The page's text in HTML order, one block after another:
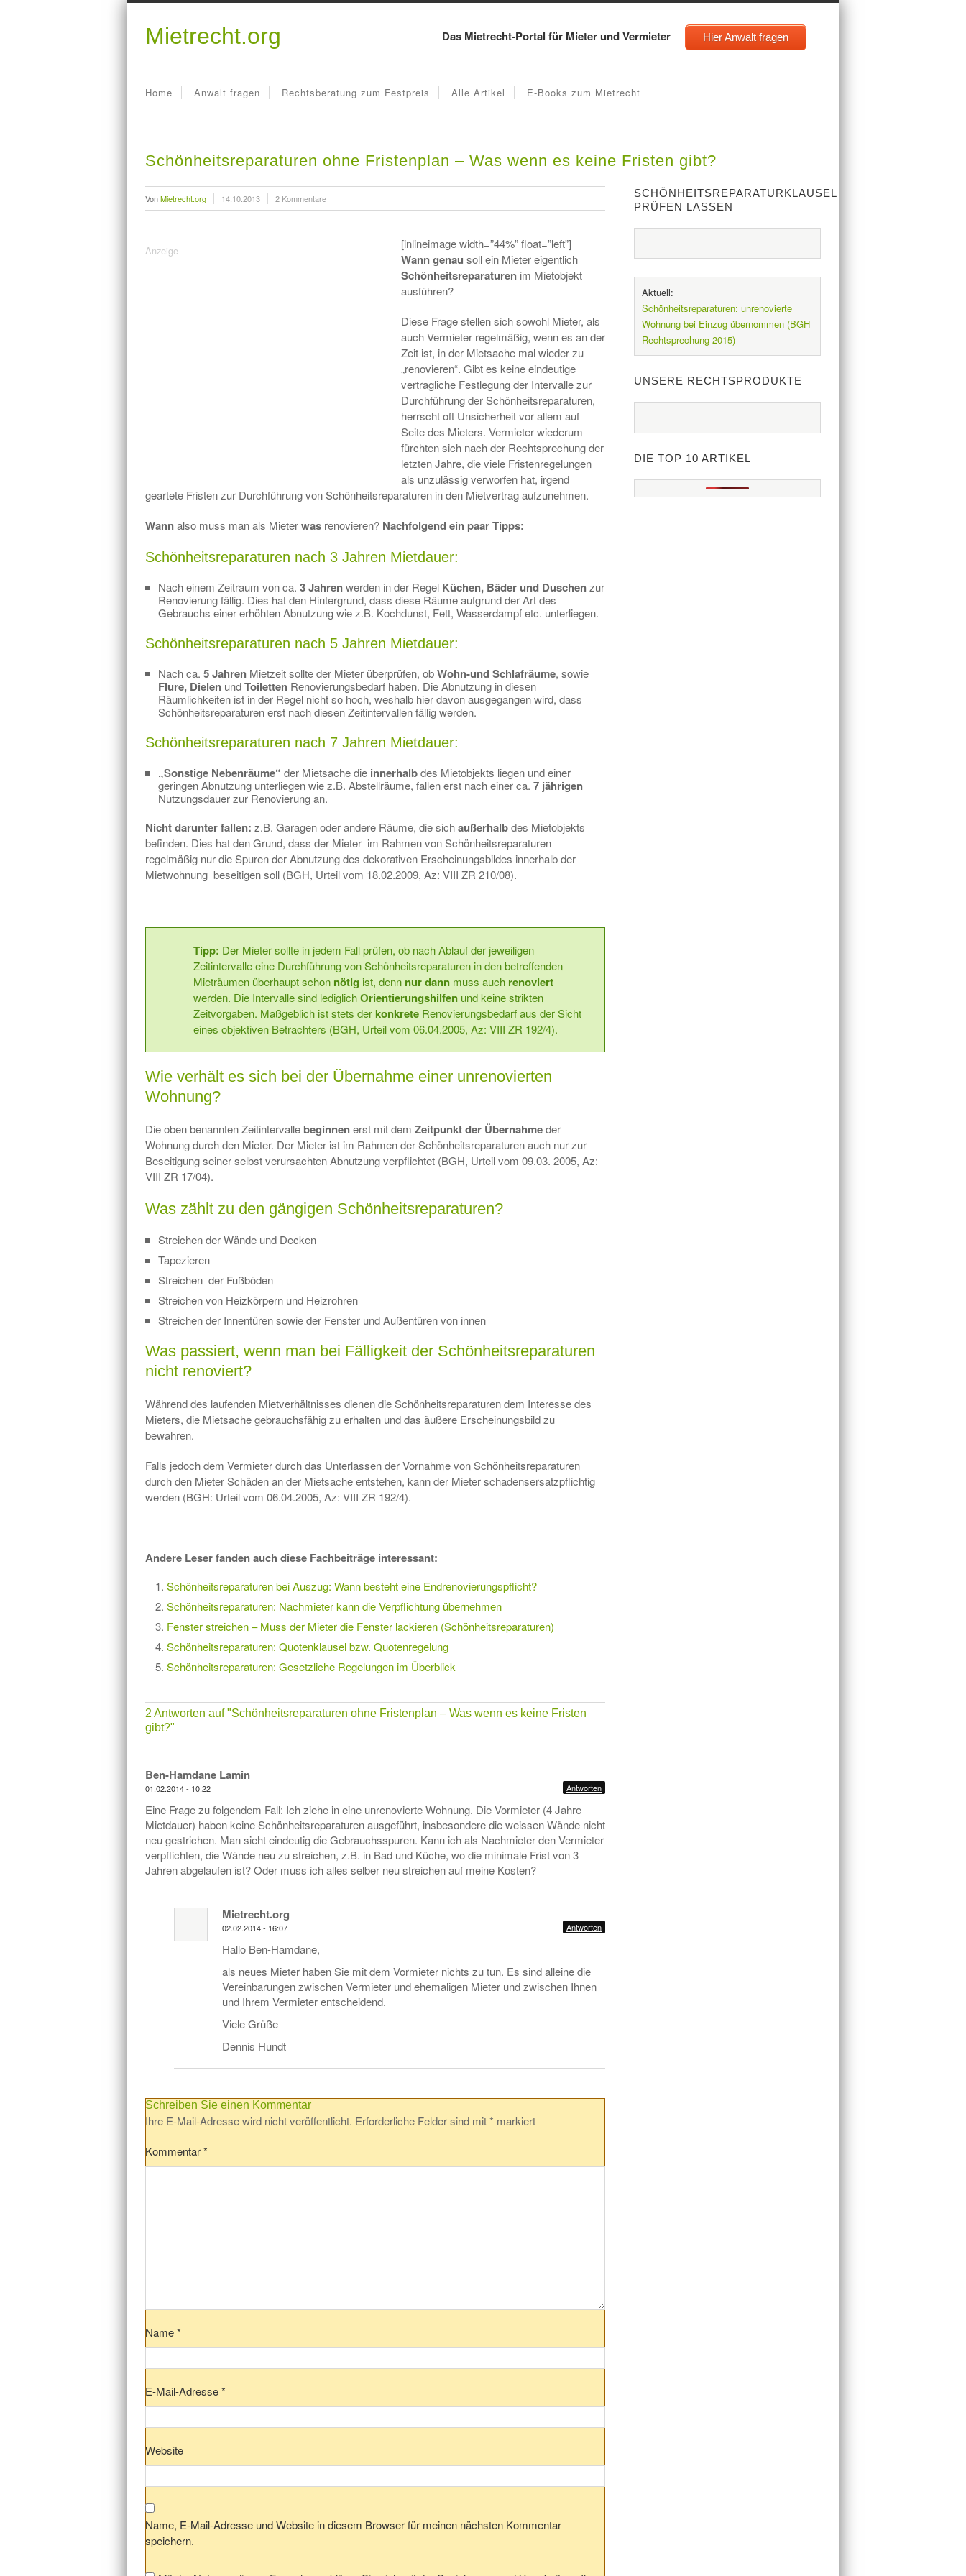
Mietrecht.org Das Mietrecht-Portal für Mieter und Vermieter Hier Anwalt fragen
Home Anwalt fragen Rechtsberatung zum Festpreis Alle Artikel E-Books zum Mietrecht
Schönheitsreparaturen ohne Fristenplan – Was wenn es keine Fristen gibt?
VonMietrecht.org 14.10.2013 2 Kommentare
[inlineimage width=”44%” float=”left”]
Wann genau soll ein Mieter eigentlich
Schönheitsreparaturen im Mietobjekt
ausführen?
Diese Frage stellen sich sowohl Mieter, als
auch Vermieter regelmäßig, wenn es an der
Zeit ist, in der Mietsache mal wieder zu
„renovieren“. Gibt es keine eindeutige
vertragliche Festlegung der Intervalle zur
Durchführung der Schönheitsreparaturen,
herrscht oft Unsicherheit vor allem auf
Seite des Mieters. Vermieter wiederum
fürchten sich nach der Rechtsprechung der
letzten Jahre, die viele Fristenregelungen
als unzulässig verworfen hat, irgend
geartete Fristen zur Durchführung von Schönheitsreparaturen in den Mietvertrag aufzunehmen.
Wannalso muss man als Mieterwas renovieren? Nachfolgend ein paar Tipps:
Schönheitsreparaturen nach 3 Jahren Mietdauer:
Nach einem Zeitraum von ca. 3 Jahrenwerden in der Regel Küchen, Bäder und Duschenzur
Renovierung fällig. Dies hat den Hintergrund, dass diese Räume aufgrund der Art des
Gebrauchs einer erhöhten Abnutzung wie z.B. Kochdunst, Fett, Wasserdampf etc. unterliegen.
Schönheitsreparaturen nach 5 Jahren Mietdauer:
Nach ca. 5 Jahren Mietzeit sollte der Mieter überprüfen, obWohn-und Schlafräume, sowie
Flure, Dielen undToiletten Renovierungsbedarf haben. Die Abnutzung in diesen
Räumlichkeiten ist in der Regel nicht so hoch, weshalb hier davon ausgegangen wird, dass
Schönheitsreparaturen erst nach diesen Zeitintervallen fällig werden.
Schönheitsreparaturen nach 7 Jahren Mietdauer:
„Sonstige Nebenräume“ der Mietsache die innerhalbdes Mietobjekts liegen und einer
geringen Abnutzung unterliegen wie z.B. Abstellräume, fallen erst nach einer ca. 7 jährigen
Nutzungsdauer zur Renovierung an.
Nicht darunter fallen: z.B. Garagen oder andere Räume, die sichaußerhalbdes Mietobjekts
befinden. Dies hat den Grund, dass der Mieter im Rahmen von Schönheitsreparaturen
regelmäßig nur die Spuren der Abnutzung des dekorativen Erscheinungsbildes innerhalb der
Mietwohnung beseitigen soll (BGH, Urteil vom 18.02.2009, Az: VIII ZR 210/08).
Tipp: Der Mieter sollte in jedem Fall prüfen, ob nach Ablauf der jeweiligen
Zeitintervalle eine Durchführung von Schönheitsreparaturen in den betreffenden
Mieträumen überhaupt schon nötig ist, denn nur dann muss auch renoviert
werden. Die Intervalle sind lediglichOrientierungshilfen und keine strikten
Zeitvorgaben. Maßgeblich ist stets der konkrete Renovierungsbedarf aus der Sicht
eines objektiven Betrachters (BGH, Urteil vom 06.04.2005, Az: VIII ZR 192/4).
Wie verhält es sich bei der Übernahme einer unrenovierten
Wohnung?
Die oben benannten Zeitintervalle beginnenerst mit dem Zeitpunkt der Übernahmeder
Wohnung durch den Mieter. Der Mieter ist im Rahmen der Schönheitsreparaturen auch nur zur
Beseitigung seiner selbst verursachten Abnutzung verpflichtet (BGH, Urteil vom 09.03. 2005, Az:
VIII ZR 17/04).
Was zählt zu den gängigen Schönheitsreparaturen?
Streichender Wände und Decken
Tapezieren
Streichen der Fußböden
Streichen von Heizkörpern und Heizrohren
Streichen der Innentüren sowie der Fenster und Außentüren von innen
Was passiert, wenn man bei Fälligkeit der Schönheitsreparaturen
nicht renoviert?
Während des laufenden Mietverhältnisses dienen die Schönheitsreparaturen dem Interesse des
Mieters, die Mietsache gebrauchsfähig zu erhalten und das äußere Erscheinungsbild zu
bewahren.
Falls jedoch dem Vermieter durch das Unterlassen der Vornahme von Schönheitsreparaturen
durch den Mieter Schäden an der Mietsache entstehen, kann der Mieter schadensersatzpflichtig
werden (BGH: Urteil vom 06.04.2005, Az: VIII ZR 192/4).
Andere Leser fanden auch diese Fachbeiträge interessant:
Schönheitsreparaturen bei Auszug: Wann besteht eine Endrenovierungspflicht?
Schönheitsreparaturen: Nachmieter kann die Verpflichtung übernehmen
Fenster streichen – Muss der Mieter die Fenster lackieren (Schönheitsreparaturen)
Schönheitsreparaturen: Quotenklausel bzw. Quotenregelung
Schönheitsreparaturen: Gesetzliche Regelungen im Überblick
2 Antworten auf"Schönheitsreparaturen ohne Fristenplan – Was wenn es keine Fristen
gibt?"
Ben-Hamdane Lamin
01.02.2014 - 10:22 Antworten
Eine Frage zu folgendem Fall: Ich ziehe in eine unrenovierte Wohnung. Die Vormieter (4 Jahre
Mietdauer) haben keine Schönheitsreparaturen ausgeführt, insbesondere die weissen Wände nicht
neu gestrichen. Man sieht eindeutig die Gebrauchsspuren. Kann ich als Nachmieter den Vermieter
verpflichten, die Wände neu zu streichen, z.B. in Bad und Küche, wo die minimale Frist von 3
Jahren abgelaufen ist? Oder muss ich alles selber neu streichen auf meine Kosten?
Mietrecht.org
02.02.2014 - 16:07 Antworten
Hallo Ben-Hamdane,
als neues Mieter haben Sie mit dem Vormieter nichts zu tun. Es sind alleine die
Vereinbarungen zwischen Vermieter und ehemaligen Mieter und zwischen Ihnen
und Ihrem Vermieter entscheidend.
Viele Grüße
Dennis Hundt
Schreiben Sie einen Kommentar
Ihre E-Mail-Adresse wird nicht veröffentlicht. Erforderliche Felder sind mit* markiert
Kommentar*
Name*
E-Mail-Adresse*
Website
Name, E-Mail-Adresse und Website in diesem Browser für meinen nächsten Kommentar
speichern.
SCHÖNHEITSREPARATURKLAUSEL
PRÜFEN LASSEN
Aktuell:
Schönheitsreparaturen: unrenovierte
Wohnung bei Einzug übernommen (BGH
Rechtsprechung 2015)
UNSERE RECHTSPRODUKTE
DIE TOP 10 ARTIKEL